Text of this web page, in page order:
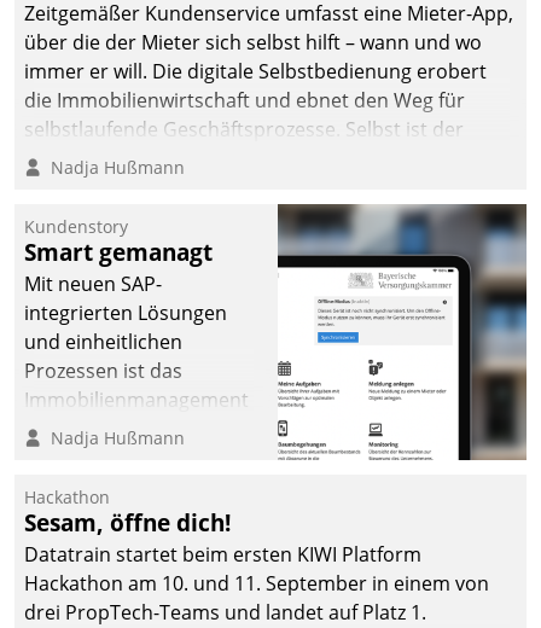
Zeitgemäßer Kundenservice umfasst eine Mieter-App,
über die der Mieter sich selbst hilft – wann und wo
immer er will. Die digitale Selbstbedienung erobert
die Immobilienwirtschaft und ebnet den Weg für
selbstlaufende Geschäftsprozesse. Selbst ist der
Kunde und smart der Serviceanbieter.
Nadja Hußmann
Kundenstory
Smart gemanagt
Mit neuen SAP-
integrierten Lösungen
und einheitlichen
Prozessen ist das
Immobilienmanagement
der Bayerischen
Ressort Kapitalanlage für
künftige Aufgaben und
Herausforderungen
gerüstet.
Nadja Hußmann
Hackathon
Sesam, öffne dich!
Datatrain startet beim ersten KIWI Platform
Hackathon am 10. und 11. September in einem von
drei PropTech-Teams und landet auf Platz 1.